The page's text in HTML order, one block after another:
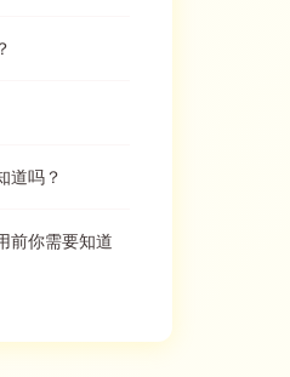
道吗？
前你需要知道